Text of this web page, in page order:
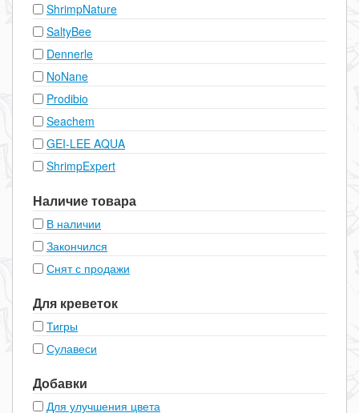
ShrimpNature
SaltyBee
Dennerle
NoNane
Prodibio
Seachem
GEI-LEE AQUA
ShrimpExpert
Наличие товара
В наличии
Закончился
Снят с продажи
Для креветок
Тигры
Сулавеси
Добавки
Для улучшения цвета